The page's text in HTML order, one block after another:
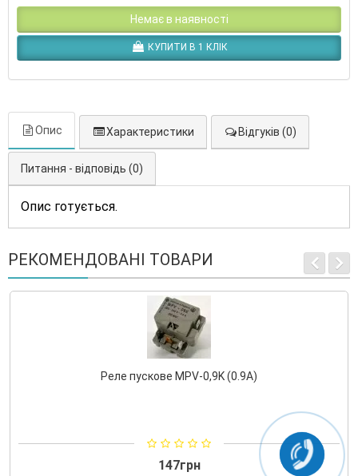
Немає в наявності
КУПИТИ В 1 КЛІК
Опис Характеристики Відгуків (0)
Питання - відповідь (0)
Опис готується.
РЕКОМЕНДОВАНІ ТОВАРИ
Реле пускове MPV-0,9K (0.9A)
147грн